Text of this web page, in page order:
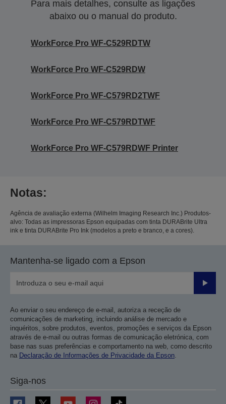
Para mais detalhes, consulte as ligações
abaixo ou o manual do produto.
WorkForce Pro WF-C529RDTW
WorkForce Pro WF-C529RDW
WorkForce Pro WF-C579RD2TWF
WorkForce Pro WF-C579RDTWF
WorkForce Pro WF-C579RDWF Printer
Notas:
Agência de avaliação externa (Wilhelm Imaging Research Inc.) Produtos-
alvo: Todas as impressoras Epson equipadas com tinta DURABrite Ultra
ink e tinta DURABrite Pro Ink (modelos a preto e branco, e a cores).
Mantenha-se ligado com a Epson
Enviar
Ao enviar o seu endereço de e-mail, autoriza a receção de
comunicações de marketing, incluindo análise de mercado e
inquéritos, sobre produtos, eventos, promoções e serviços da Epson
através de e-mail ou outras formas de comunicação eletrónica, com
base nas suas preferências e comportamento na web, como descrito
na Declaração de Informações de Privacidade da Epson.
Siga-nos